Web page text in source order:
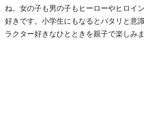
ね。女の子も男の子もヒーローやヒロイ
好きです。小学生にもなるとパタリと意
ラクター好きなひとときを親子で楽しみま